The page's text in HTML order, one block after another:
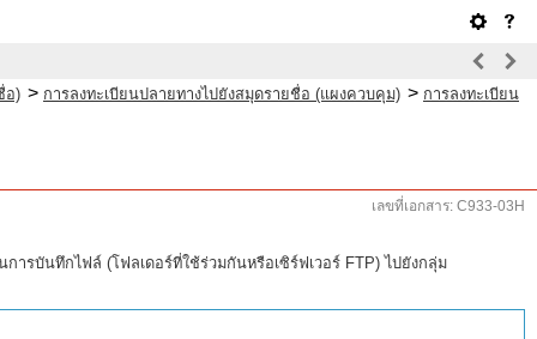
อ) > การลงทะเบียนปลายทางไปยังสมุดรายชื่อ (แผงควบคุม) > การลงทะเบียน
เลขที่เอกสาร: C933-03H
ารบันทึกไฟล์ (โฟลเดอร์ที่ใช้ร่วมกันหรือเซิร์ฟเวอร์ FTP) ไปยังกลุ่ม